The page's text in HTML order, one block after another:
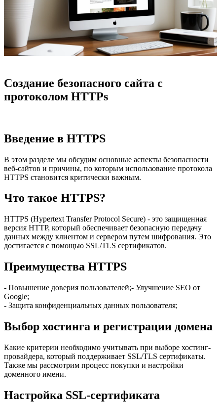
Создание безопасного сайта с
протоколом HTTPs
Введение в HTTPS
В этом разделе мы обсудим основные аспекты безопасности
веб-сайтов и причины, по которым использование протокола
HTTPS становится критически важным.
Что такое HTTPS?
HTTPS (Hypertext Transfer Protocol Secure) - это защищенная
версия HTTP, который обеспечивает безопасную передачу
данных между клиентом и сервером путем шифрования. Это
достигается с помощью SSL/TLS сертификатов.
Преимущества HTTPS
- Повышение доверия пользователей;- Улучшение SEO от
Google;
- Защита конфиденциальных данных пользователя;
Выбор хостинга и регистрации домена
Какие критерии необходимо учитывать при выборе хостинг-
провайдера, который поддерживает SSL/TLS сертификаты.
Также мы рассмотрим процесс покупки и настройки
доменного имени.
Настройка SSL-сертификата